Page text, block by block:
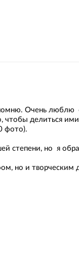
Очень люблю
чтобы делиться
фото).
степени, но я
но и